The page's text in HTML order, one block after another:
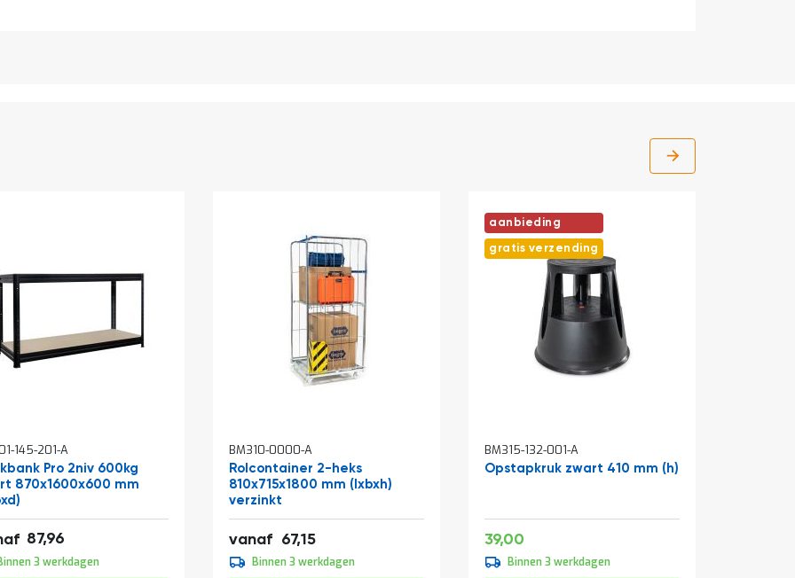
145-201-A
Pro 2niv 600kg
870x1600x600 mm
87,96
3 werkdagen
BM310-0000-A
Rolcontainer 2-heks
810x715x1800 mm (lxbxh)
verzinkt
vanaf 67,15
Binnen 3 werkdagen
aanbieding
gratis verzending
BM315-132-001-A
Opstapkruk zwart 410 mm (h)
Speciale
prijs
39,00
winkelwagen
Binnen 3 werkdagen